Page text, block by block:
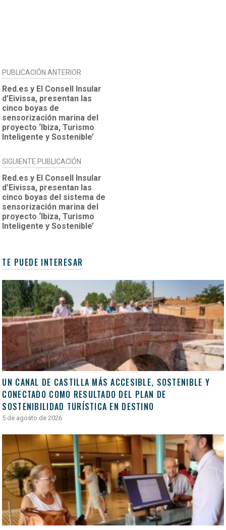
NAVEGACIÓN
DE
ENTRADAS
PUBLICACIÓN ANTERIOR
Red.es y El Consell Insular
d’Eivissa, presentan las
cinco boyas de
sensorización marina del
proyecto ‘Ibiza, Turismo
Inteligente y Sostenible’
SIGUIENTE PUBLICACIÓN
Red.es y El Consell Insular
d’Eivissa, presentan las
cinco boyas del sistema de
sensorización marina del
proyecto ‘Ibiza, Turismo
Inteligente y Sostenible’
TE PUEDE INTERESAR
UN CANAL DE CASTILLA MÁS ACCESIBLE, SOSTENIBLE Y
CONECTADO COMO RESULTADO DEL PLAN DE
SOSTENIBILIDAD TURÍSTICA EN DESTINO
5 de agosto de 2026